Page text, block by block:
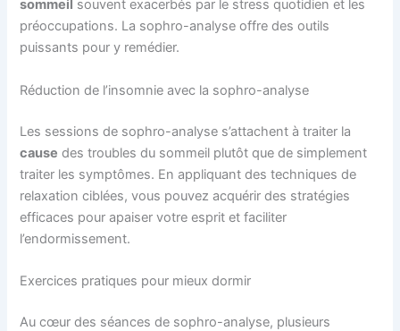
sommeil souvent exacerbés par le stress quotidien et les
préoccupations. La sophro-analyse offre des outils
puissants pour y remédier.
Réduction de l’insomnie avec la sophro-analyse
Les sessions de sophro-analyse s’attachent à traiter la
cause des troubles du sommeil plutôt que de simplement
traiter les symptômes. En appliquant des techniques de
relaxation ciblées, vous pouvez acquérir des stratégies
efficaces pour apaiser votre esprit et faciliter
l’endormissement.
Exercices pratiques pour mieux dormir
Au cœur des séances de sophro-analyse, plusieurs